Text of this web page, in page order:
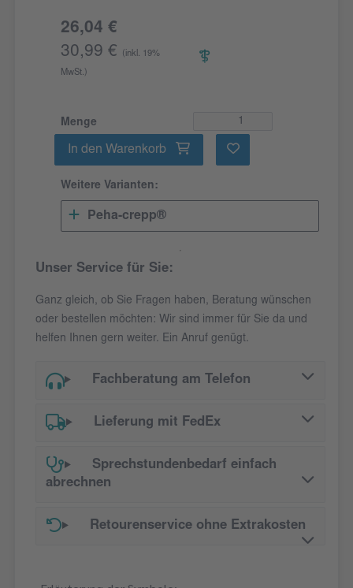
26,04 €
30,99 €
(inkl. 19%
MwSt.)
Menge
In den Warenkorb
Weitere Varianten:
Peha-crepp®
Unser Service für Sie:
Ganz gleich, ob Sie Fragen haben, Beratung wünschen
oder bestellen möchten: Wir sind immer für Sie da und
helfen Ihnen gern weiter. Ein Anruf genügt.
Fachberatung am Telefon
Lieferung mit FedEx
Sprechstundenbedarf einfach
abrechnen
Retourenservice ohne Extrakosten